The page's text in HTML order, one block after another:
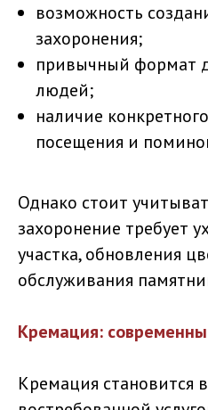
возможность
захоронения;
привычный формат
людей;
наличие
посещения и
Однако стоит
захоронение требует
участка, обновления
обслуживания
Кремация:
Кремация становится